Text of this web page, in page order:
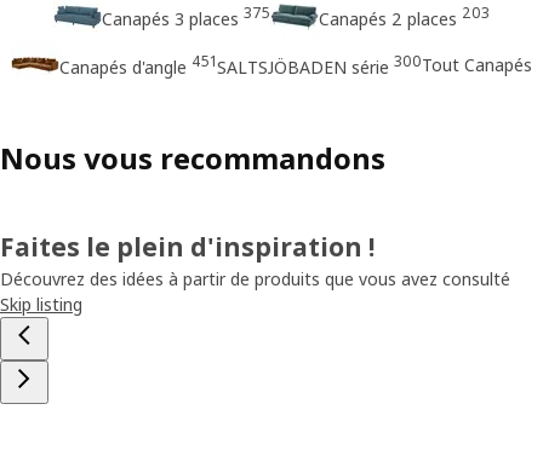
Canapés 3 places 375 Canapés 2 places 203
Canapés d'angle 451SALTSJÖBADEN série 300Tout Canapés
Nous vous recommandons
Faites le plein d'inspiration !
Découvrez des idées à partir de produits que vous avez consulté
Skip listing